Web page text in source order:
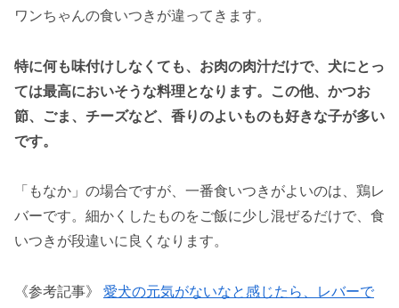
ワンちゃんの食いつきが違ってきます。
特に何も味付けしなくても、お肉の肉汁だけで、犬にとっ
ては最高においそうな料理となります。この他、かつお
節、ごま、チーズなど、香りのよいものも好きな子が多い
です。
「もなか」の場合ですが、一番食いつきがよいのは、鶏レ
バーです。細かくしたものをご飯に少し混ぜるだけで、食
いつきが段違いに良くなります。
《参考記事》 愛犬の元気がないなと感じたら、レバーで